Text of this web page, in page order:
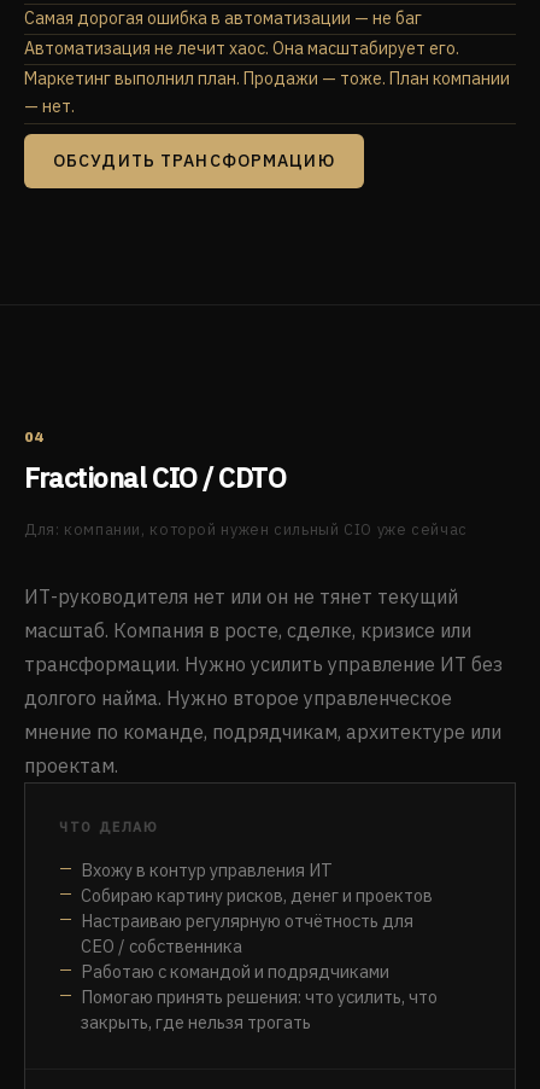
Самая дорогая ошибка в автоматизации — не баг
Автоматизация не лечит хаос. Она масштабирует его.
Маркетинг выполнил план. Продажи — тоже. План компании
— нет.
ОБСУДИТЬ ТРАНСФОРМАЦИЮ
04
Fractional CIO / CDTO
Для: компании, которой нужен сильный CIO уже сейчас
ИТ-руководителя нет или он не тянет текущий
масштаб. Компания в росте, сделке, кризисе или
трансформации. Нужно усилить управление ИТ без
долгого найма. Нужно второе управленческое
мнение по команде, подрядчикам, архитектуре или
проектам.
ЧТО ДЕЛАЮ
Вхожу в контур управления ИТ
Собираю картину рисков, денег и проектов
Настраиваю регулярную отчётность для
CEO / собственника
Работаю с командой и подрядчиками
Помогаю принять решения: что усилить, что
закрыть, где нельзя трогать